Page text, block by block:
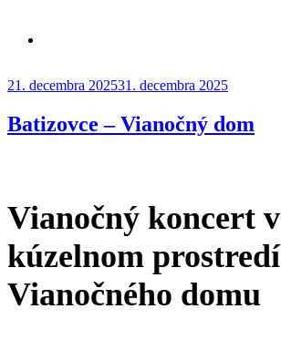
Publikované
21. decembra 202531. decembra 2025
Batizovce – Vianočný dom
Vianočný koncert v
kúzelnom prostredí
Vianočného domu